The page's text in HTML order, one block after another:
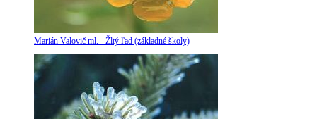
Marián Valovič ml. - Žltý ľad (základné školy)